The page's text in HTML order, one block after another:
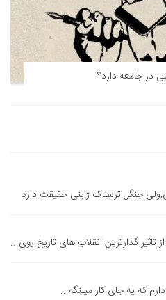
در جامعه دارد؟
جنگل ترسناک ژاپنی حقیقت دارد
تاثیر گذارترین انقلاب های تاریخ روی...
که یه جای کار میلنگه...